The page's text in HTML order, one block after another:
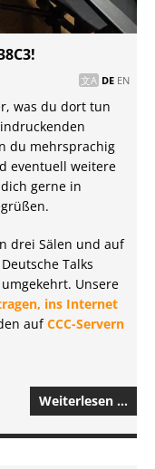
DE EN
was du dort tun
du mehrsprachig
eventuell weitere
gerne in
drei Sälen und auf
Talks
Unsere
ins Internet
aufCCC-Servern
Weiterlesen …